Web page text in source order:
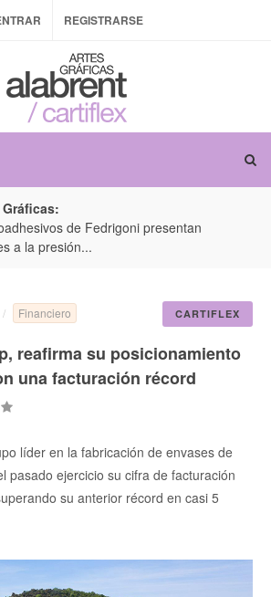
REGISTRARSE
de Fedrigoni presentan
a la presión...
CARTIFLEX
Financiero
reafirma su posicionamiento
una facturación récord
líder en la fabricación de envases de
pasado ejercicio su cifra de facturación
su anterior récord en casi 5